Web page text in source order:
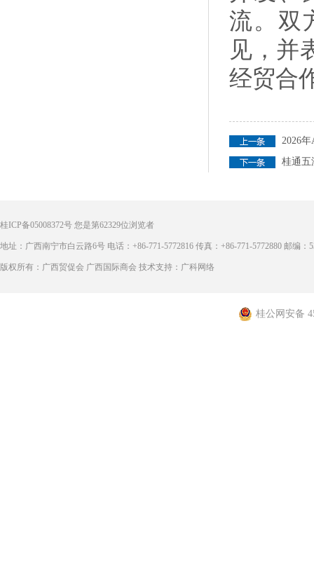
流。双
见，并
经贸合
2026
桂通五
桂ICP备05008372号 您是第62329位浏览者
地址：广西南宁市白云路6号 电话：+86-771-5772816 传真：+86-771-5772880 邮编：
版权所有：广西贸促会 广西国际商会 技术支持：广科网络
桂公网安备